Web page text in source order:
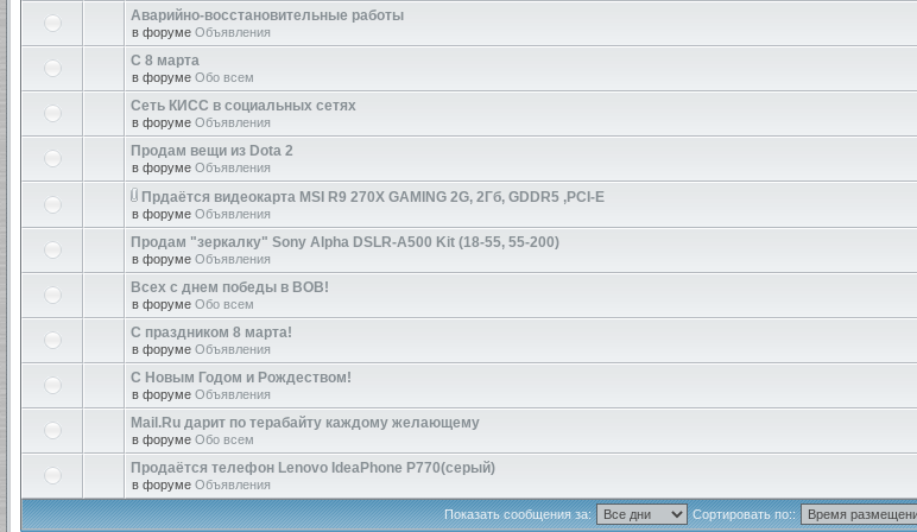
Аварийно-восстановительные работы
в форуме Объявления
С 8 марта
в форуме Обо всем
Сеть КИСС в социальных сетях
в форуме Объявления
Продам вещи из Dota 2
в форуме Объявления
Прдаётся видеокарта MSI R9 270X GAMING 2G, 2Гб, GDDR5 ,PCI-E
в форуме Объявления
Продам "зеркалку" Sony Alpha DSLR-A500 Kit (18-55, 55-200)
в форуме Объявления
Всех с днем победы в ВОВ!
в форуме Обо всем
С праздником 8 марта!
в форуме Объявления
С Новым Годом и Рождеством!
в форуме Объявления
Mail.Ru дарит по терабайту каждому желающему
в форуме Обо всем
Продаётся телефон Lenovo IdeaPhone P770(серый)
в форуме Объявления
Показать сообщения за: Сортировать по::